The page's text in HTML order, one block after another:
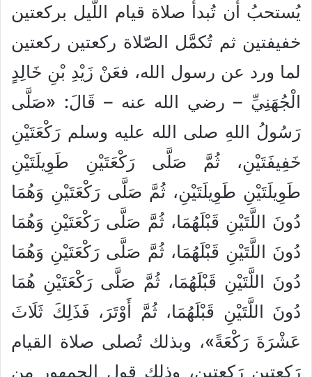
يُستحبُ أن تُبدأَ صلاة قيام اللّيل بركعتين
خفيفتين ثم تُكمَّل الصّلاة ركعتين ركعتين
لما ورد عن رسول الله، فعَنْ زَيْدِ بْنِ خَالِدٍ
الْجُهَنِيِّ – رضي الله عنه – قَالَ: «صَلَّى
رَسُولُ اللهِ صلى الله عليه وسلم رَكْعَتَيْنِ
خَفِيفَتَيْنِ، ثُمَّ صَلَّى رَكْعَتَيْنِ طَوِيلَتَيْنِ
طَوِيلَتَيْنِ طَوِيلَتَيْنِ، ثُمَّ صَلَّى رَكْعَتَيْنِ وَهُمَا
دُونَ اللَّتَيْنِ قَبْلَهُمَا، ثُمَّ صَلَّى رَكْعَتَيْنِ وَهُمَا
دُونَ اللَّتَيْنِ قَبْلَهُمَا، ثُمَّ صَلَّى رَكْعَتَيْنِ وَهُمَا
دُونَ اللَّتَيْنِ قَبْلَهُمَا، ثُمَّ صَلَّى رَكْعَتَيْنِ هُمَا
دُونَ اللَّتَيْنِ قَبْلَهُمَا، ثُمَّ أَوْتَرَ، فَذَلِكَ ثَلَاثَ
عَشْرَةَ رَكْعَةً»، وبذلك تُصلى صلاة القيام
رَكعتين رَكعتين، وذلك قول الجمهور من